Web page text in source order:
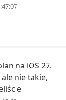
na iOS 27.
nie takie,